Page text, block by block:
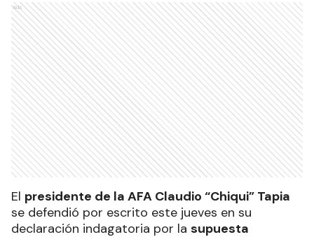
“Niego que en el seno de la entidad que
presido se hubiera cometido delito alguno”,
sostuvo en medio de duras críticas a ARCA y a
la difusión mediática del caso.
Ads